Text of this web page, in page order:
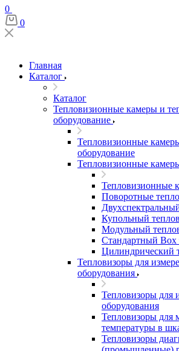
0
0
Главная
Каталог
Каталог
Тепловизионные камеры и
оборудование
Тепловизионные
оборудование
Тепловизионные
Тепловизионные
Поворотные
Купольный
Модульный
Стандартный Box
Цилиндрический
Тепловизоры для
оборудования
Тепловизоры для
оборудования
Тепловизоры для
температуры в
Тепловизоры